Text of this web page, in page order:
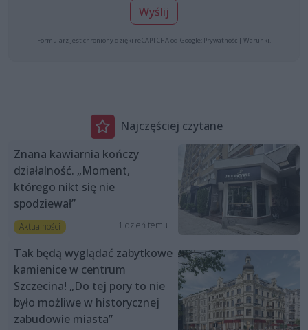
Wyślij
Formularz jest chroniony dzięki reCAPTCHA od Google: Prywatność | Warunki
Najczęściej czytane
Znana kawiarnia kończy
działalność. „Moment,
którego nikt się nie
spodziewał”
Aktualności 1 dzień temu
Tak będą wyglądać zabytkowe
kamienice w centrum
Szczecina! „Do tej pory to nie
było możliwe w historycznej
zabudowie miasta”